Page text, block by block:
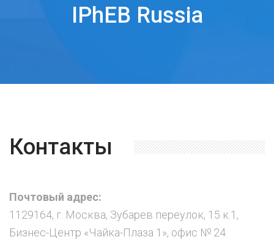
IPhEB Russia
Контакты
Почтовый адрес:
1129164, г. Москва, Зубарев переулок, 15 к.1,
Бизнес-Центр «Чайка-Плаза 1», офис № 24